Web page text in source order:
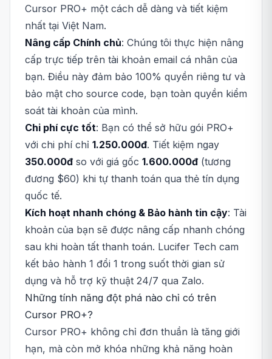
Cursor PRO+ một cách dễ dàng và tiết kiệm
nhất tại Việt Nam.
Nâng cấp Chính chủ: Chúng tôi thực hiện nâng
cấp trực tiếp trên tài khoản email cá nhân của
bạn. Điều này đảm bảo 100% quyền riêng tư và
bảo mật cho source code, bạn toàn quyền kiểm
soát tài khoản của mình.
Chi phí cực tốt: Bạn có thể sở hữu gói PRO+
với chi phí chỉ 1.250.000đ. Tiết kiệm ngay
350.000đ so với giá gốc 1.600.000đ (tương
đương $60) khi tự thanh toán qua thẻ tín dụng
quốc tế.
Kích hoạt nhanh chóng & Bảo hành tin cậy: Tài
khoản của bạn sẽ được nâng cấp nhanh chóng
sau khi hoàn tất thanh toán. Lucifer Tech cam
kết bảo hành 1 đổi 1 trong suốt thời gian sử
dụng và hỗ trợ kỹ thuật 24/7 qua Zalo.
Những tính năng đột phá nào chỉ có trên
Cursor PRO+?
Cursor PRO+ không chỉ đơn thuần là tăng giới
hạn, mà còn mở khóa những khả năng hoàn